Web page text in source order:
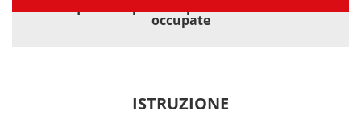
occupate
ISTRUZIONE